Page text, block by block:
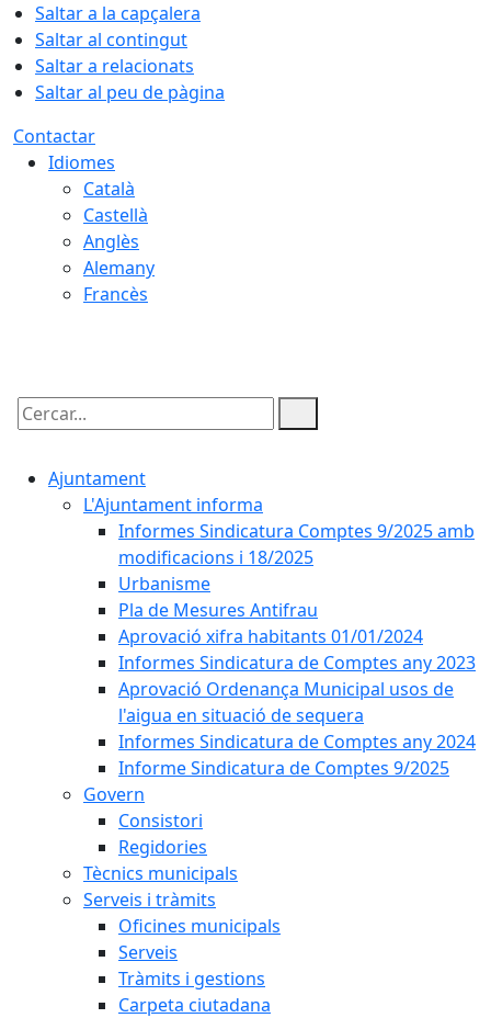
Saltar a la capçalera
Saltar al contingut
Saltar a relacionats
Saltar al peu de pàgina
Contactar
Idiomes
Català
Castellà
Anglès
Alemany
Francès
Cercar:
Ajuntament
L'Ajuntament informa
Informes Sindicatura Comptes 9/2025 amb
modificacions i 18/2025
Urbanisme
Pla de Mesures Antifrau
Aprovació xifra habitants 01/01/2024
Informes Sindicatura de Comptes any 2023
Aprovació Ordenança Municipal usos de
l'aigua en situació de sequera
Informes Sindicatura de Comptes any 2024
Informe Sindicatura de Comptes 9/2025
Govern
Consistori
Regidories
Tècnics municipals
Serveis i tràmits
Oficines municipals
Serveis
Tràmits i gestions
Carpeta ciutadana